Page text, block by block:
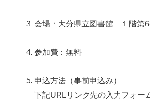
会場：大分県立図書館 １階第6
参加費：無料
申込方法（事前申込み）
下記URLリンク先の入力フォー